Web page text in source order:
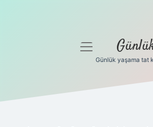
Gizlilik Politikası
menüyü
Günlük yaşama tat